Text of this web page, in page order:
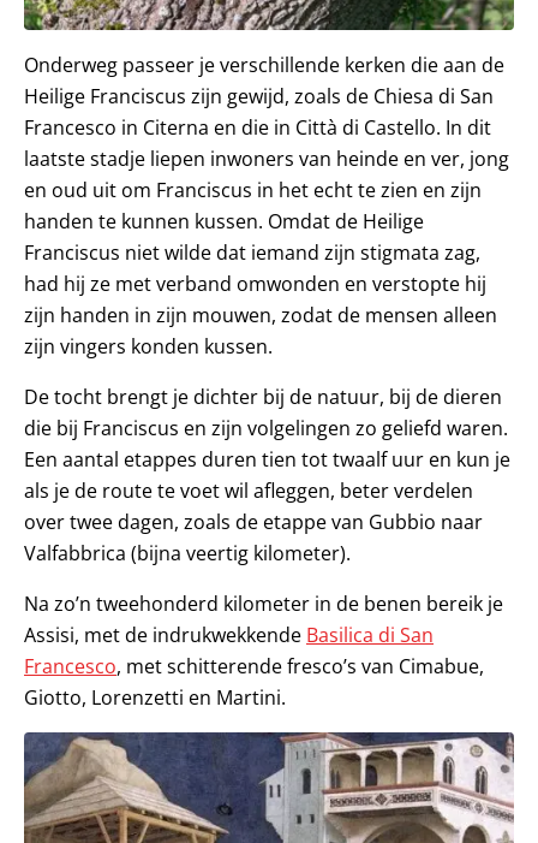
Onderweg passeer je verschillende kerken die aan de
Heilige Franciscus zijn gewijd, zoals de Chiesa di San
Francesco in Citerna en die in Città di Castello. In dit
laatste stadje liepen inwoners van heinde en ver, jong
en oud uit om Franciscus in het echt te zien en zijn
handen te kunnen kussen. Omdat de Heilige
Franciscus niet wilde dat iemand zijn stigmata zag,
had hij ze met verband omwonden en verstopte hij
zijn handen in zijn mouwen, zodat de mensen alleen
zijn vingers konden kussen.
De tocht brengt je dichter bij de natuur, bij de dieren
die bij Franciscus en zijn volgelingen zo geliefd waren.
Een aantal etappes duren tien tot twaalf uur en kun je
als je de route te voet wil afleggen, beter verdelen
over twee dagen, zoals de etappe van Gubbio naar
Valfabbrica (bijna veertig kilometer).
Na zo’n tweehonderd kilometer in de benen bereik je
Assisi, met de indrukwekkende Basilica di San
Francesco, met schitterende fresco’s van Cimabue,
Giotto, Lorenzetti en Martini.